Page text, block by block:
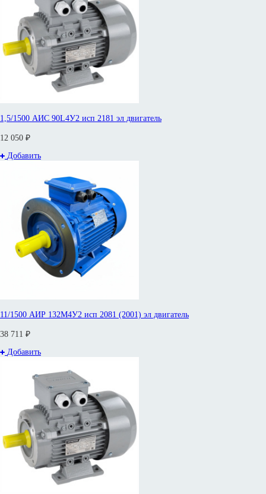
1,5/1500 АИС 90L4У2 исп 2181 эл двигатель
12 050 ₽
Добавить
11/1500 АИР 132М4У2 исп 2081 (2001) эл двигатель
38 711 ₽
Добавить